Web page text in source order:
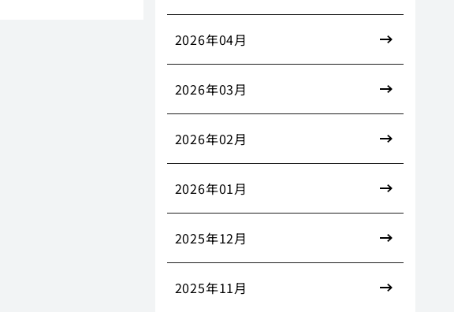
2026年04月
2026年03月
2026年02月
2026年01月
2025年12月
2025年11月